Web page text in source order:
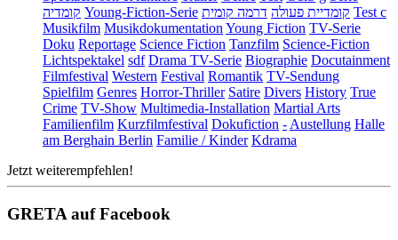
קומדיה Young-Fiction-Serie קומדיית פעולה דרמה קומית
Test c
Musikfilm Musikdokumentation Young Fiction TV-Serie
Doku Reportage Science Fiction Tanzfilm Science-Fiction
Lichtspektakel sdf Drama TV-Serie Biographie Docutainment
Filmfestival Western Festival Romantik TV-Sendung
Spielfilm Genres Horror-Thriller Satire Divers History True
Crime TV-Show Multimedia-Installation Martial Arts
Familienfilm Kurzfilmfestival Dokufiction - Austellung Halle
am Berghain Berlin Familie / Kinder Kdrama
Jetzt weiterempfehlen!
GRETA auf Facebook